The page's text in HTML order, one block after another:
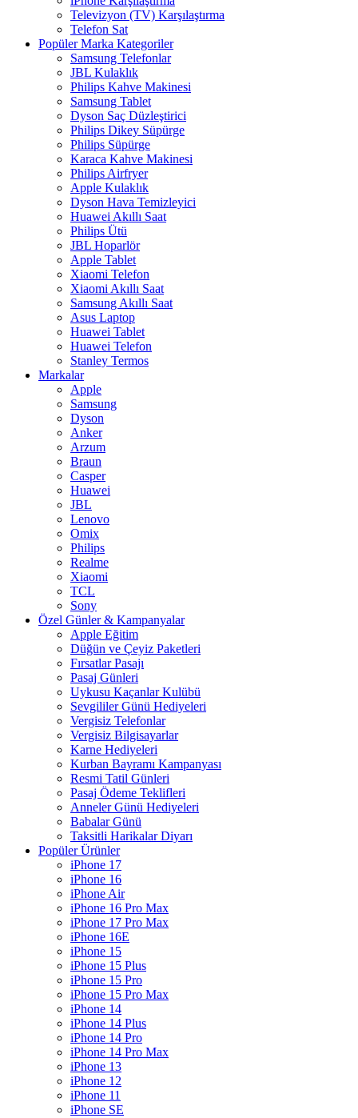
Televizyon (TV) Karşılaştırma
Telefon Sat
Popüler Marka Kategoriler
Samsung Telefonlar
JBL Kulaklık
Philips Kahve Makinesi
Samsung Tablet
Dyson Saç Düzleştirici
Philips Dikey Süpürge
Philips Süpürge
Karaca Kahve Makinesi
Philips Airfryer
Apple Kulaklık
Dyson Hava Temizleyici
Huawei Akıllı Saat
Philips Ütü
JBL Hoparlör
Apple Tablet
Xiaomi Telefon
Xiaomi Akıllı Saat
Samsung Akıllı Saat
Asus Laptop
Huawei Tablet
Huawei Telefon
Stanley Termos
Markalar
Apple
Samsung
Dyson
Anker
Arzum
Braun
Casper
Huawei
JBL
Lenovo
Omix
Philips
Realme
Xiaomi
TCL
Sony
Özel Günler & Kampanyalar
Apple Eğitim
Düğün ve Çeyiz Paketleri
Fırsatlar Pasajı
Pasaj Günleri
Uykusu Kaçanlar Kulübü
Sevgililer Günü Hediyeleri
Vergisiz Telefonlar
Vergisiz Bilgisayarlar
Karne Hediyeleri
Kurban Bayramı Kampanyası
Resmi Tatil Günleri
Pasaj Ödeme Teklifleri
Anneler Günü Hediyeleri
Babalar Günü
Taksitli Harikalar Diyarı
Popüler Ürünler
iPhone 17
iPhone 16
iPhone Air
iPhone 16 Pro Max
iPhone 17 Pro Max
iPhone 16E
iPhone 15
iPhone 15 Plus
iPhone 15 Pro
iPhone 15 Pro Max
iPhone 14
iPhone 14 Plus
iPhone 14 Pro
iPhone 14 Pro Max
iPhone 13
iPhone 12
iPhone 11
iPhone SE